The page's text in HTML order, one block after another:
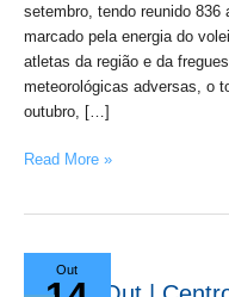
setembro, tendo reunido
marcado pela energia do
atletas da região e da
meteorológicas adversas, o
outubro, […]
Torneio.
Read More »
Out